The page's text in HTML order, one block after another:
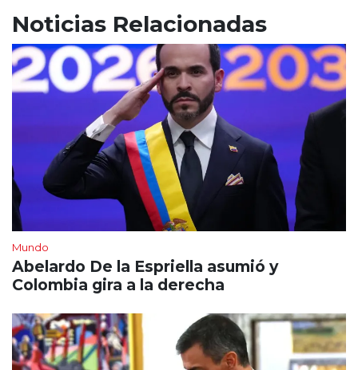
Noticias Relacionadas
Mundo
Abelardo De la Espriella asumió y
Colombia gira a la derecha